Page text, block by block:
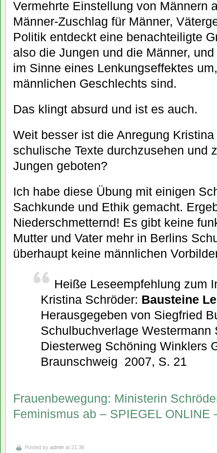
Vermehrte Einstellung von Männern
Männer-Zuschlag für Männer,
Politik entdeckt eine benachteiligte
also die Jungen und die Männer,
im Sinne eines Lenkungseffektes
männlichen Geschlechts sind.
Das klingt absurd und ist es auch.
Weit besser ist die Anregung
schulische Texte durchzusehen und
Jungen geboten?
Ich habe diese Übung mit einigen
Sachkunde und Ethik gemacht.
Niederschmetternd! Es gibt keine
Mutter und Vater mehr in Berlins
überhaupt keine männlichen
Heiße Leseempfehlung zum
Kristina Schröder: Bausteine
Herausgegeben von Siegfried
Schulbuchverlage Westermann
Diesterweg Schöning Winklers
Braunschweig 2007, S. 21
Frauenbewegung: Ministerin
Feminismus ab – SPIEGEL ONLINE
Posted by admin at 21:36